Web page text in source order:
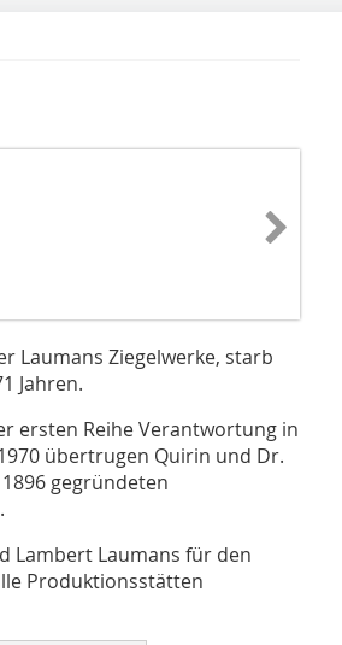
Laumans Ziegelwerke, starb
Jahren.
ersten Reihe Verantwortung in
übertrugen Quirin und Dr.
gegründeten
Lambert Laumans für den
Produktionsstätten